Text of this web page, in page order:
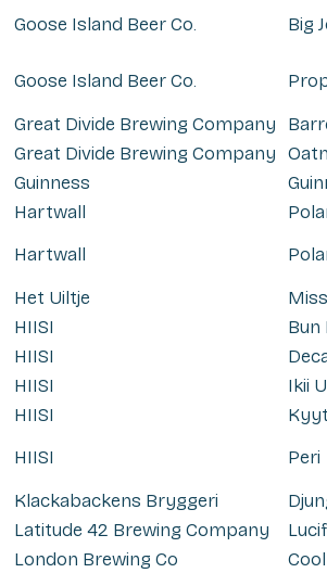
Goose Island Beer Co.
Big
Goose Island Beer Co.
Great Divide Brewing Company
Great Divide Brewing Company
Guinness
Hartwall
Hartwall
Het Uiltje
HIISI
Bun
HIISI
HIISI
Ikii
HIISI
HIISI
Peri
Klackabackens Bryggeri
Latitude 42 Brewing Company
London Brewing Co